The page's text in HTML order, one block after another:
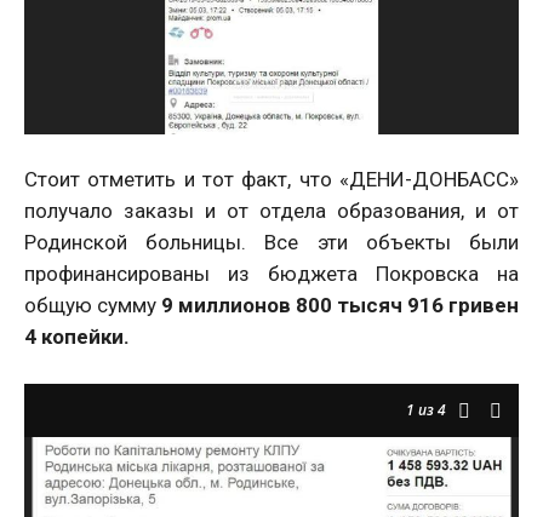
Стоит отметить и тот факт, что «ДЕНИ-ДОНБАСС»
получало заказы и от отдела образования, и от
Родинской больницы. Все эти объекты были
профинансированы из бюджета Покровска на
общую сумму 9 миллионов 800 тысяч 916 гривен
4 копейки.
1 из 4